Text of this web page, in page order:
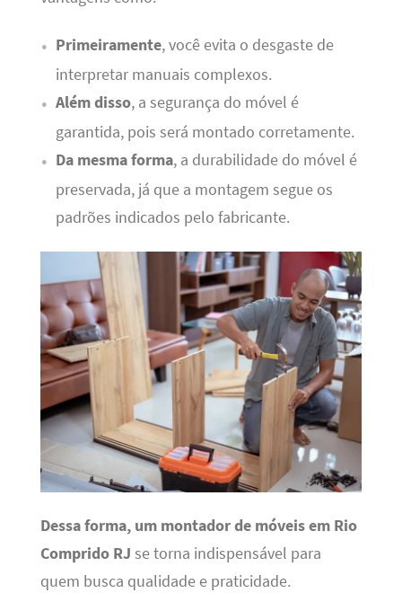
Primeiramente, você evita o desgaste de
interpretar manuais complexos.
Além disso, a segurança do móvel é
garantida, pois será montado corretamente.
Da mesma forma, a durabilidade do móvel é
preservada, já que a montagem segue os
padrões indicados pelo fabricante.
Dessa forma, um montador de móveis em Rio
Comprido RJ se torna indispensável para
quem busca qualidade e praticidade.